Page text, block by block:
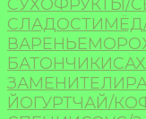
СУХОФРУКТЫ/
СЛАДОСТИ
ВАРЕНЬЕ
БАТОНЧИКИ
ЗАМЕНИТЕЛИ
ЙОГУРТЧАЙ/